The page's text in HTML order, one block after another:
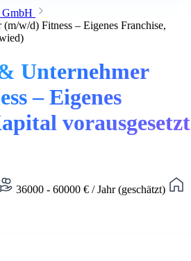
w/d) Fitness – Eigenes Franchise,
Unternehmer
– Eigenes
vorausgesetzt
36000 - 60000 € / Jahr (geschätzt)